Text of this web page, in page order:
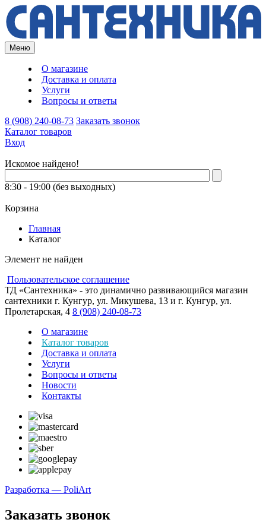
Меню
О магазине
Доставка и оплата
Услуги
Вопросы и ответы
8 (908) 240-08-73 Заказать звонок
Каталог товаров
Вход
Искомое найдено!
8:30 - 19:00 (без выходных)
Корзина
Главная
Каталог
Элемент не найден
Пользовательское соглашение
ТД «Сантехника» - это динамично развивающийся магазин
сантехники г. Кунгур, ул. Микушева, 13 и г. Кунгур, ул.
Пролетарская, 4 8 (908) 240-08-73
О магазине
Каталог товаров
Доставка и оплата
Услуги
Вопросы и ответы
Новости
Контакты
Разработка — PoliArt
Заказать звонок